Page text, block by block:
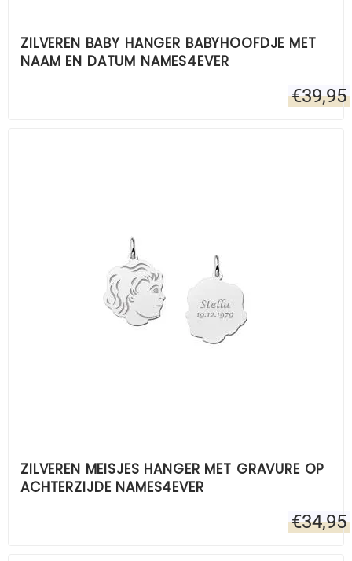
ZILVEREN BABY HANGER BABYHOOFDJE MET
NAAM EN DATUM NAMES4EVER
€39,95
ZILVEREN MEISJES HANGER MET GRAVURE OP
ACHTERZIJDE NAMES4EVER
€34,95